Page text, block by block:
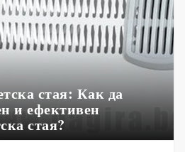
стая: Как да
и ефективен
стая?